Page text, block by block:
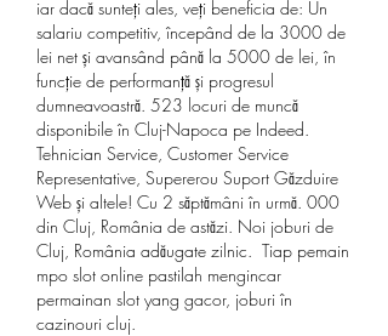
iar dacă sunteți ales, veți beneficia de: ️Un
salariu competitiv, începând de la 3000 de
lei net și avansând până la 5000 de lei, în
funcție de performanță și progresul
dumneavoastră. 523 locuri de muncă
disponibile în Cluj-Napoca pe Indeed.
Tehnician Service, Customer Service
Representative, Supererou Suport Găzduire
Web și altele! Cu 2 săptămâni în urmă. 000
din Cluj, România de astăzi. Noi joburi de
Cluj, România adăugate zilnic.  Tiap pemain
mpo slot online pastilah mengincar
permainan slot yang gacor, joburi în
cazinouri cluj.